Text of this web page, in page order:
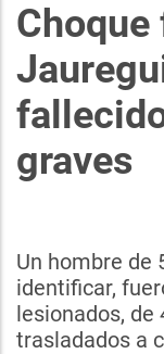
graves
Un hombre de
identificar,
lesionados, de
trasladados a